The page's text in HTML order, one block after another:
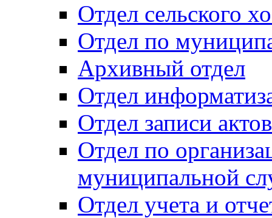
Отдел сельского
Отдел по
Архивный отдел
Отдел
Отдел записи
Отдел по
муниципальной
Отдел учета и